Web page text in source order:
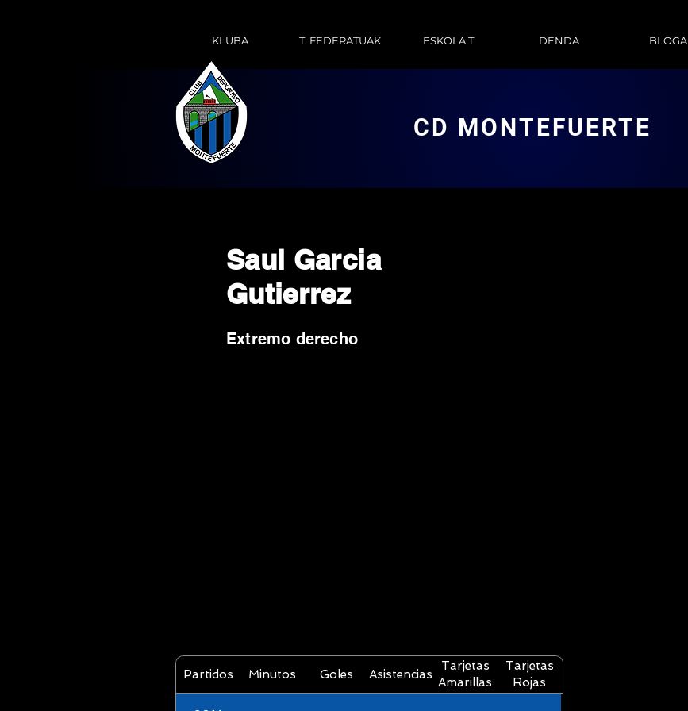
KLUBA T. FEDERATUAK ESKOLA T. DENDA BLOGA
CD MONTEFUERTE
Saul Garcia
Gutierrez
Extremo derecho
Partidos Minutos Goles Asistencias
Tarjetas
Amarillas
Tarjetas
Rojas